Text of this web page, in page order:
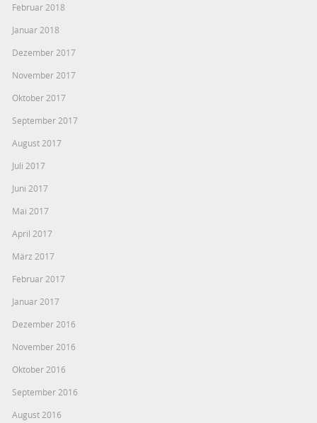
Februar 2018
Januar 2018
Dezember 2017
November 2017
Oktober 2017
September 2017
August 2017
Juli 2017
Juni 2017
Mai 2017
April 2017
März 2017
Februar 2017
Januar 2017
Dezember 2016
November 2016
Oktober 2016
September 2016
August 2016